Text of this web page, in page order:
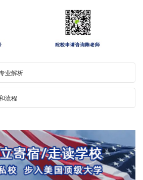
业解析
流程